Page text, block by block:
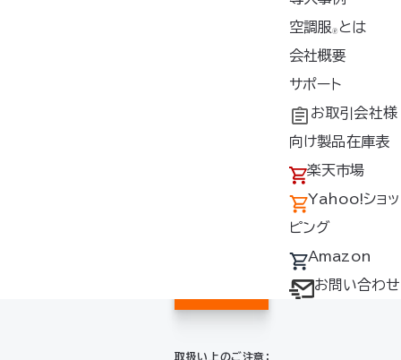
導入事例
共同開発
工場シミュレーシ
ョン
空調服🄬 とは
空調服 ®とは
開発秘話
会社概要
企業理念
会社概要
会社沿革
アクセス
採用情報
サポート
よくあるご質問
不要なバッテリー
の回収について
デバイス・ファン
オプション対応表
取扱説明書ダウ
ンロードサービス
お取引会社様
向け製品在庫表
楽天市場
Yahoo!ショッ
ピング
Amazon
お問い合わせ
り、実際の製品の色と表示色は
若干異なります。また、仕様は予
告なく変更する場合がございま
取扱い上のご注意：